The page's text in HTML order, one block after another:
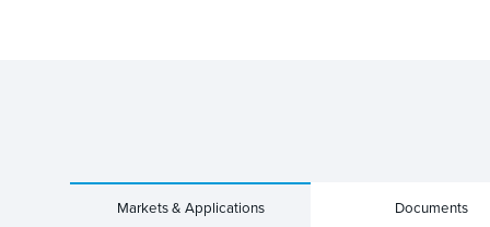
Markets & Applications Documents